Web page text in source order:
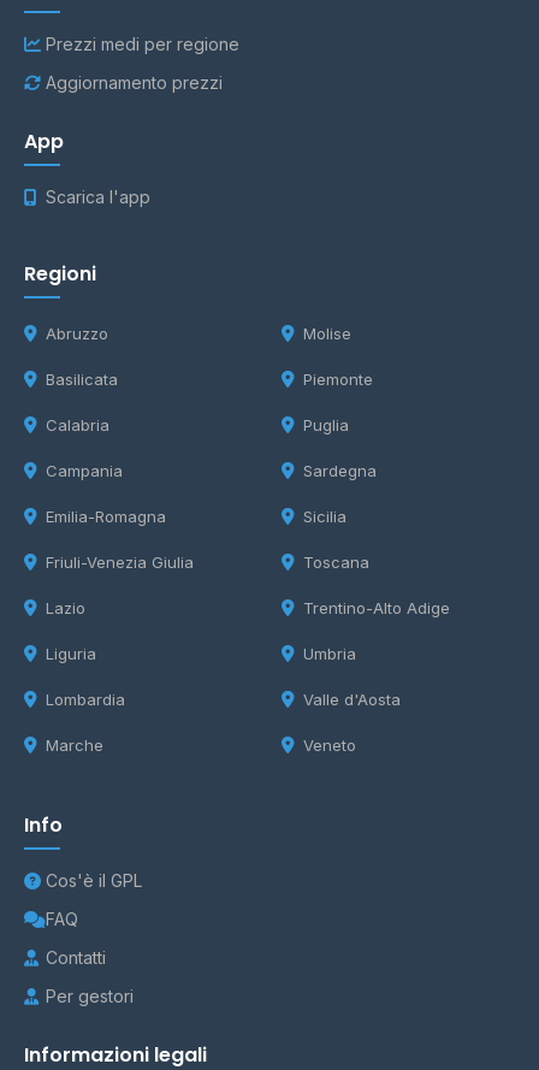
Prezzi medi per regione
Aggiornamento prezzi
App
Scarica l'app
Regioni
Abruzzo
Basilicata
Calabria
Campania
Emilia-Romagna
Friuli-Venezia Giulia
Lazio
Liguria
Lombardia
Marche
Molise
Piemonte
Puglia
Sardegna
Sicilia
Toscana
Trentino-Alto Adige
Umbria
Valle d'Aosta
Veneto
Info
Cos'è il GPL
FAQ
Contatti
Per gestori
Informazioni legali